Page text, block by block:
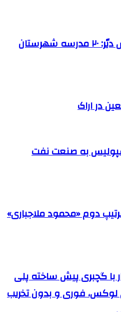
مدیر آموزش و پرورش دیّر: ۲۰ مدرسه شهرستان
در اراک
به صنعت نفت
دوم «محمود ملاجباری»
با گچبری پیش ساخته پلی
لوکس، فوری و بدون تخریب